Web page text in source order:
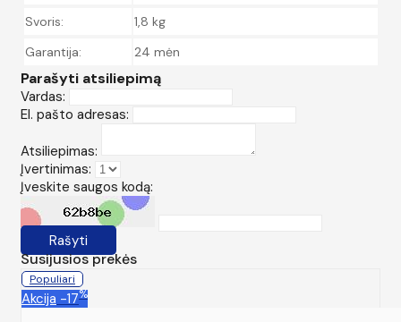
Svoris:
1,8 kg
Garantija:
24 mėn
Parašyti atsiliepimą
Vardas:
El. pašto adresas:
Atsiliepimas:
Įvertinimas:
Įveskite saugos kodą:
Rašyti
Susijusios prekės
Populiari
Akcija -17%